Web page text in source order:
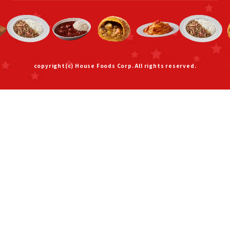
copyright(c) House Foods Corp. All rights reserved.